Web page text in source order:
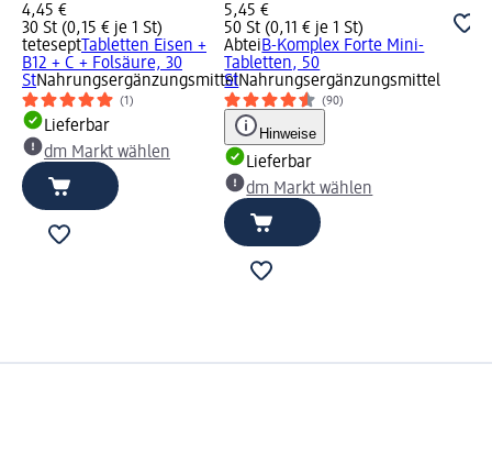
4,45 €
30 St (0,15 € je 1 St)
tetesept Tabletten Eisen +
B12 + C + Folsäure, 30
StNahrungsergänzungsmittel
(1)
Lieferbar
dm Markt wählen
5,45 €
50 St (0,11 € je 1 St)
AbteiB-Komplex Forte Mini-
Tabletten, 50
StNahrungsergänzungsmittel
(90)
Hinweise
Lieferbar
dm Markt wählen